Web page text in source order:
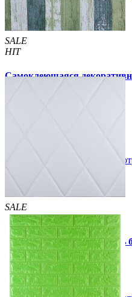
SALE
HIT
Самоклеющаяся
SALE
HIT
Самоклеющаяся 3D панель
109 грн/шт 160 грн /шт